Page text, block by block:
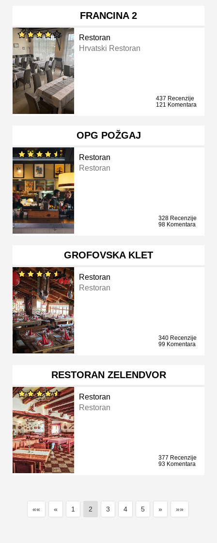
FRANCINA 2
Restoran
Hrvatski Restoran
437 Recenzije
121 Komentara
OPG POŽGAJ
Restoran
Restoran
328 Recenzije
98 Komentara
GROFOVSKA KLET
Restoran
Restoran
340 Recenzije
99 Komentara
RESTORAN ZELENDVOR
Restoran
Restoran
377 Recenzije
93 Komentara
«« « 1 2 3 4 5 » »»